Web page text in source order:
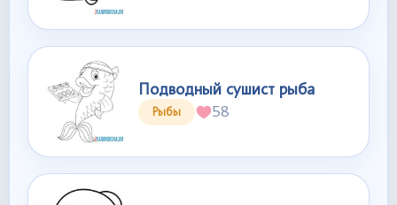
Подводный сушист рыба
Рыбы 58